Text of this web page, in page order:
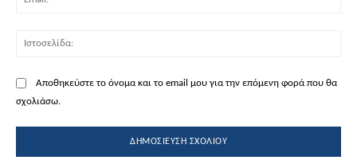
Αποθηκεύστε το όνομα και το email μου για την επόμενη φορά που θα
σχολιάσω.